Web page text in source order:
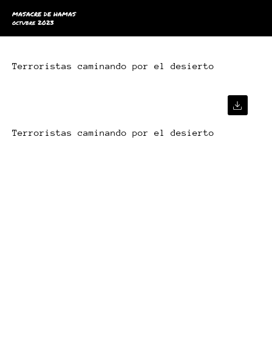
MASACRE DE HAMAS
octubre 2023
Terroristas caminando por el desierto
Terroristas caminando por el desierto